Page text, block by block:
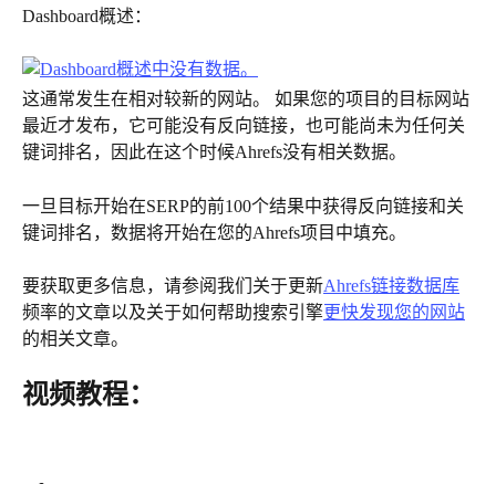
Dashboard概述：
这通常发生在相对较新的网站。 如果您的项目的目标网站
最近才发布，它可能没有反向链接，也可能尚未为任何关
键词排名，因此在这个时候Ahrefs没有相关数据。
一旦目标开始在SERP的前100个结果中获得反向链接和关
键词排名，数据将开始在您的Ahrefs项目中填充。
要获取更多信息，请参阅我们关于更新Ahrefs链接数据库
频率的文章以及关于如何帮助搜索引擎更快发现您的网站
的相关文章。
视频教程：